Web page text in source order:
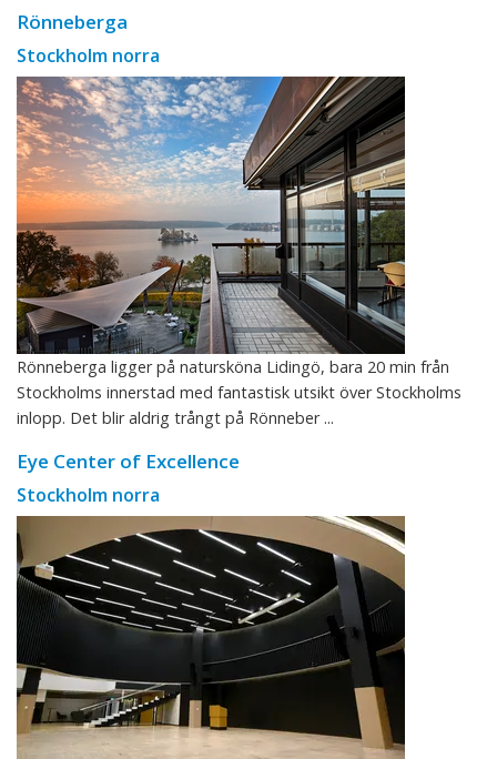
Rönneberga
Stockholm norra
Rönneberga ligger på natursköna Lidingö, bara 20 min från
Stockholms innerstad med fantastisk utsikt över Stockholms
inlopp. Det blir aldrig trångt på Rönneber ...
Eye Center of Excellence
Stockholm norra